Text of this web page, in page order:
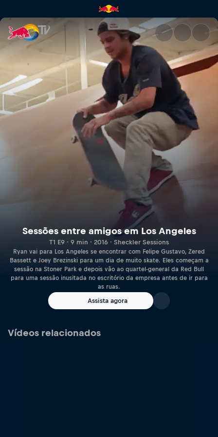
Sessões entre amigos em
Sessões entre amigos em Los Angeles
T1 E9 · 9 min · 2016 · Sheckler Sessions
Ryan vai para Los Angeles se encontrar com Felipe Gustavo, Zered
Bassett e Joey Brezinski para um dia de muito skate. Eles começam a
sessão na Stoner Park e depois vão ao quartel-general da Red Bull
para uma sessão inusitada no escritório da empresa antes de ir para
as ruas.
Assista agora
Vídeos relacionados